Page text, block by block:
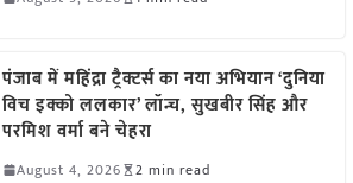
पंजाब में महिंद्रा ट्रैक्टर्स का नया अभियान ‘दुनिया
विच इक्को ललकार’ लॉन्च, सुखबीर सिंह और
परमिश वर्मा बने चेहरा
August 4, 2026 2 min read